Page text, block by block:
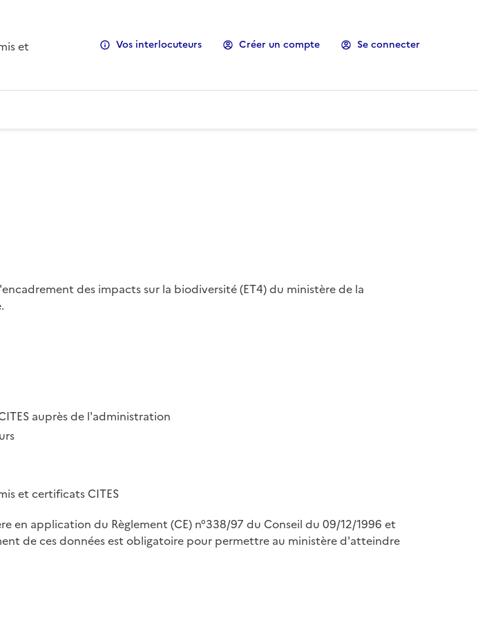
et
Vos interlocuteurs Créer un compte Se connecter
des impacts sur la biodiversité (ET4) du ministère de la
auprès de l'administration
et certificats CITES
application du Règlement (CE) n°338/97 du Conseil du 09/12/1996 et
de ces données est obligatoire pour permettre au ministère d'atteindre